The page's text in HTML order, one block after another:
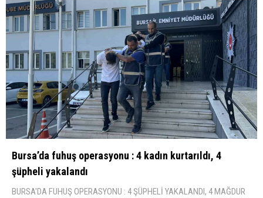
Bursa’da fuhuş operasyonu : 4 kadın kurtarıldı, 4
şüpheli yakalandı
BURSA'DA FUHUŞ OPERASYONU : 4 ŞÜPHELİ YAKALANDI, 4 MAĞDUR